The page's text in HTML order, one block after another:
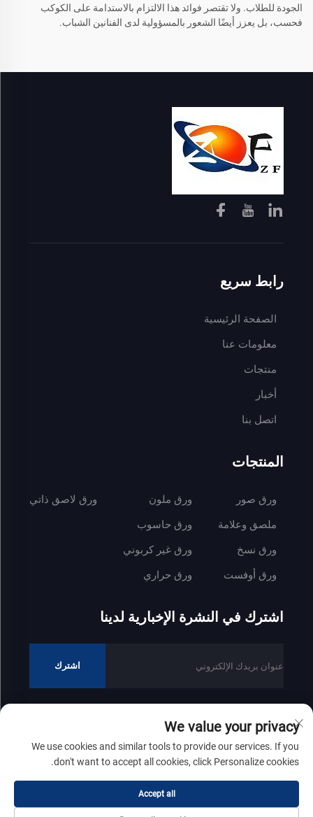
الجودة للطلاب. ولا تقتصر فوائد هذا الالتزام بالاستدامة على الكوكب
فحسب، بل يعزز أيضًا الشعور بالمسؤولية لدى الفنانين الشباب.
رابط سريع
الصفحة الرئيسية
معلومات عنا
منتجات
أخبار
اتصل بنا
المنتجات
ورق صور
ملصق وعلامة
ورق نسخ
ورق أوفست
ورق ملون
ورق حاسوب
ورق غير كربوني
ورق حراري
ورق لاصق ذاتي
اشترك في النشرة الإخبارية لدينا
اشترك
جميع الحقوق محفوظة © 2025 لشركة شاندونغ زينفونغ للصناعات الورقية
المحدودةسياسة الخصوصية
مرر إلى الأعلى
We value your privacy
We use cookies and similar tools to provide our services. If you
don't want to accept all cookies, click Personalize cookies.
Accept all